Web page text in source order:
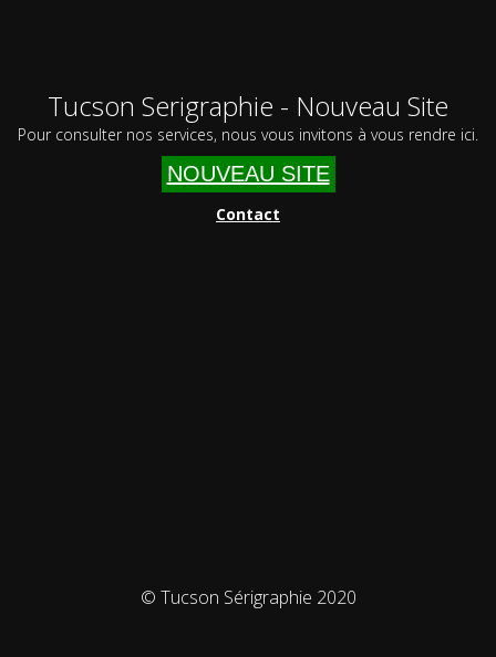
Tucson Serigraphie - Nouveau Site
Pour consulter nos services, nous vous invitons à vous rendre ici.
NOUVEAU SITE
Contact
© Tucson Sérigraphie 2020